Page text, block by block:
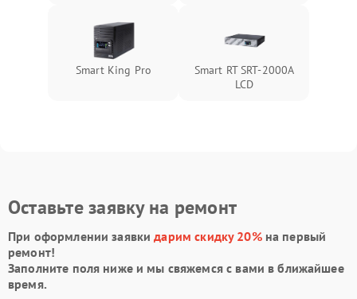
Smart King Pro
Smart RT SRT-2000A
LCD
Оставьте заявку на ремонт
При оформлении заявкидарим скидку 20%на первый
ремонт!
Заполните поля ниже и мы свяжемся с вами в ближайшее
время.